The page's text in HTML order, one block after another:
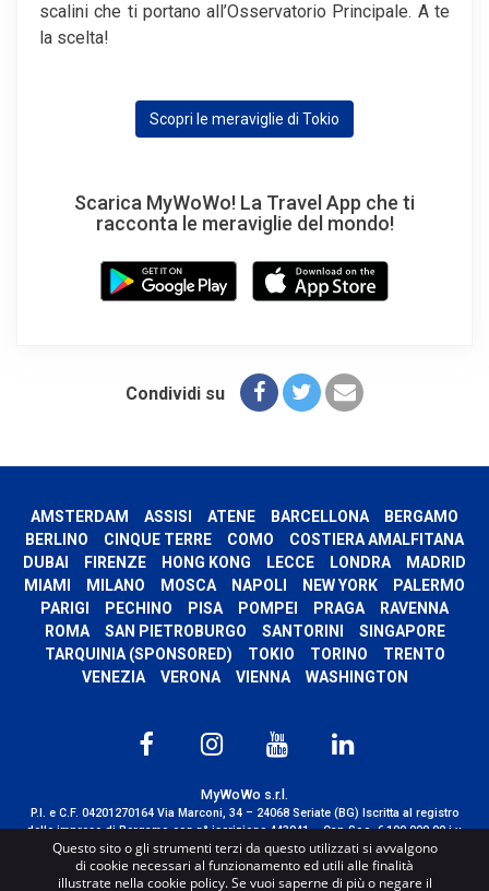
scalini che ti portano all’Osservatorio Principale. A te
la scelta!
Scopri le meraviglie di Tokio
Scarica MyWoWo! La Travel App che ti
racconta le meraviglie del mondo!
Condividi su
AMSTERDAM ASSISI ATENE BARCELLONA
BERGAMO
BERLINO
CINQUE TERRE COMO
COSTIERA AMALFITANA
DUBAI
FIRENZE HONG KONG LECCE LONDRA
MADRID
MIAMI
MILANO MOSCA NAPOLI NEW YORK
PALERMO
PARIGI
PECHINO PISA POMPEI PRAGA
RAVENNA
ROMA
SAN PIETROBURGO SANTORINI
SINGAPORE
TARQUINIA (SPONSORED)
TOKIO TORINO
TRENTO
VENEZIA
VERONA VIENNA WASHINGTON
MyWoWo s.r.l.
P.I. e C.F. 04201270164 Via Marconi, 34 – 24068 Seriate (BG) Iscritta al registro
delle imprese di Bergamo con n° iscrizione 443941 – Cap.Soc. € 100.000,00 i.v.
TERMS AND CONDITIONS-CREDITS
Questo sito o gli strumenti terzi da questo utilizzati si avvalgono
di cookie necessari al funzionamento ed utili alle finalità
illustrate nella cookie policy. Se vuoi saperne di più o negare il